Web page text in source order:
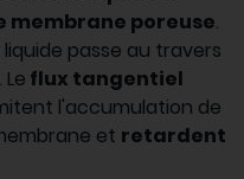
poreuse.
passe au travers
flux tangentiel
l'accumulation de
et retardent